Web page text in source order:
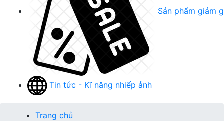
Sản phẩm giảm
Tin tức - Kĩ năng nhiếp ảnh
Trang chủ